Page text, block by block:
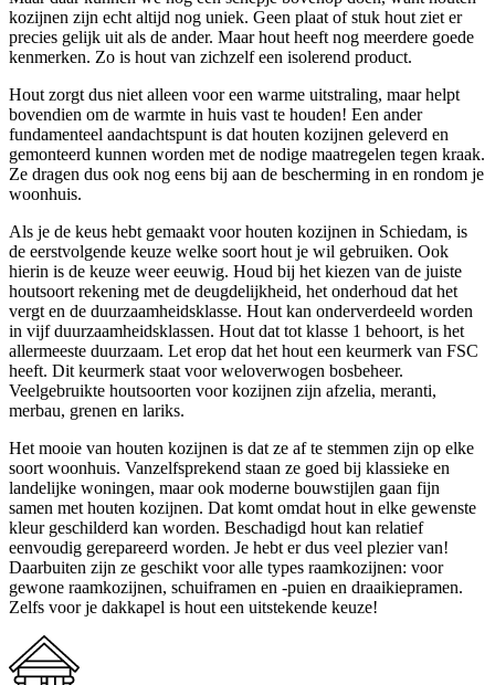
kozijnen zijn echt altijd nog uniek. Geen plaat of stuk hout ziet er
precies gelijk uit als de ander. Maar hout heeft nog meerdere goede
kenmerken. Zo is hout van zichzelf een isolerend product.
Hout zorgt dus niet alleen voor een warme uitstraling, maar helpt
bovendien om de warmte in huis vast te houden! Een ander
fundamenteel aandachtspunt is dat houten kozijnen geleverd en
gemonteerd kunnen worden met de nodige maatregelen tegen kraak.
Ze dragen dus ook nog eens bij aan de bescherming in en rondom je
woonhuis.
Als je de keus hebt gemaakt voor houten kozijnen in Schiedam, is
de eerstvolgende keuze welke soort hout je wil gebruiken. Ook
hierin is de keuze weer eeuwig. Houd bij het kiezen van de juiste
houtsoort rekening met de deugdelijkheid, het onderhoud dat het
vergt en de duurzaamheidsklasse. Hout kan onderverdeeld worden
in vijf duurzaamheidsklassen. Hout dat tot klasse 1 behoort, is het
allermeeste duurzaam. Let erop dat het hout een keurmerk van FSC
heeft. Dit keurmerk staat voor weloverwogen bosbeheer.
Veelgebruikte houtsoorten voor kozijnen zijn afzelia, meranti,
merbau, grenen en lariks.
Het mooie van houten kozijnen is dat ze af te stemmen zijn op elke
soort woonhuis. Vanzelfsprekend staan ze goed bij klassieke en
landelijke woningen, maar ook moderne bouwstijlen gaan fijn
samen met houten kozijnen. Dat komt omdat hout in elke gewenste
kleur geschilderd kan worden. Beschadigd hout kan relatief
eenvoudig gerepareerd worden. Je hebt er dus veel plezier van!
Daarbuiten zijn ze geschikt voor alle types raamkozijnen: voor
gewone raamkozijnen, schuiframen en -puien en draaikiepramen.
Zelfs voor je dakkapel is hout een uitstekende keuze!